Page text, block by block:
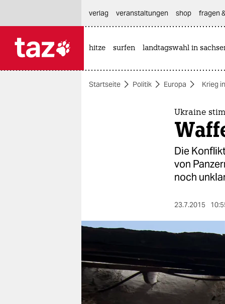
themen
berlin
wahrheit
verlag
verlag
veranstaltungen shop fragen
hitze surfen landtagswahl in
Startseite Politik Europa Krieg
Ukraine
Die
von
noch
23.7.2015